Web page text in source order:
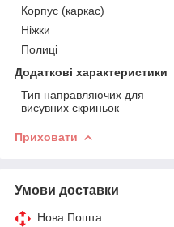
Корпус (каркас)
Ніжки
Полиці
Додаткові характеристики
Тип направляючих для
висувних скриньок
Приховати
Умови доставки
Нова Пошта